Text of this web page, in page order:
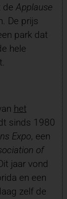
de Applause
De prijs
park dat
hele
het
sinds 1980
Expo, een
of
jaar vond
en een
zelf de